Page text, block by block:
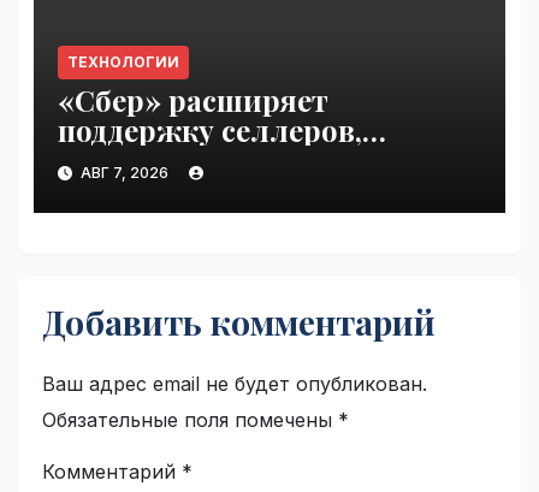
ТЕХНОЛОГИИ
«Сбер» расширяет
поддержку селлеров,
пострадавших от
инцидентов на складах
Wildberries | VseTime.ru
АВГ 7, 2026
Добавить комментарий
Ваш адрес email не будет опубликован.
Обязательные поля помечены *
Комментарий *